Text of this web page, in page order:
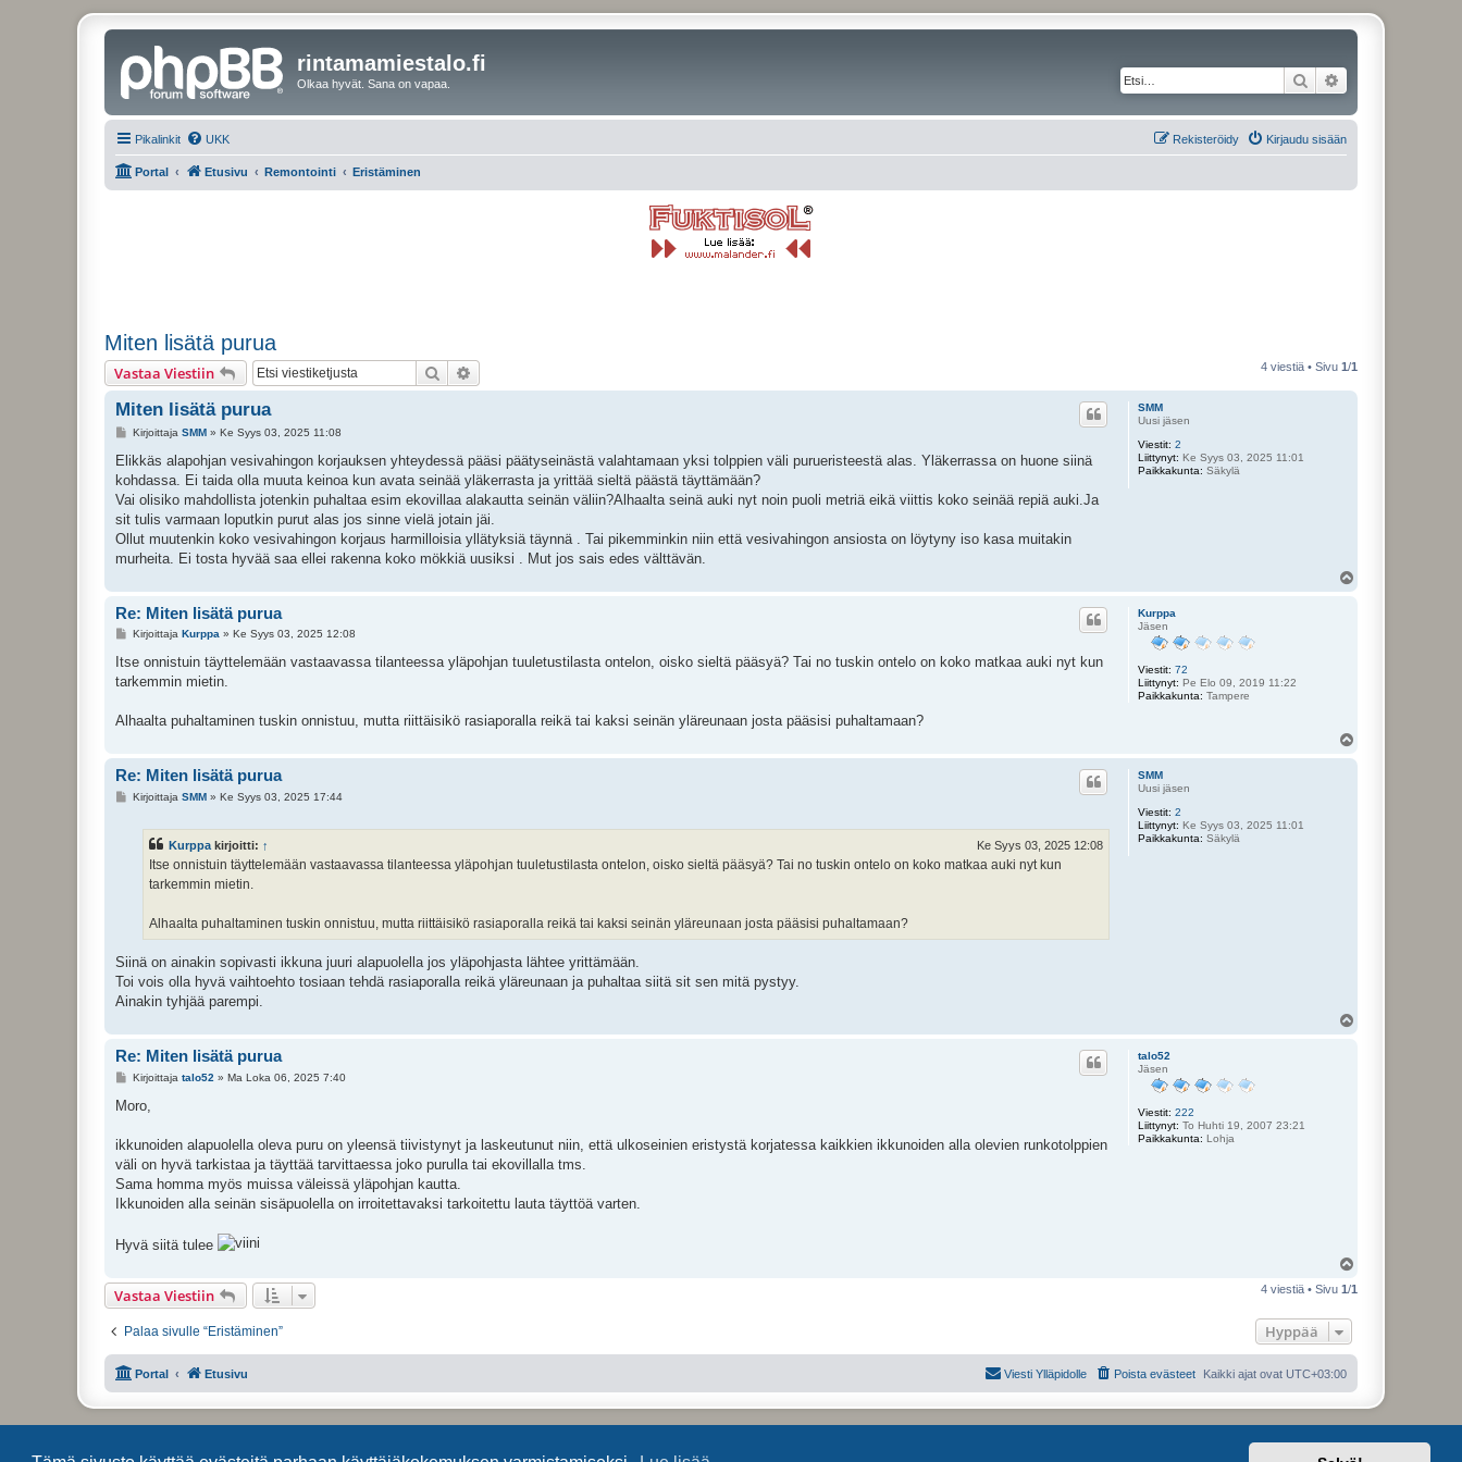
rintamamiestalo.fi
Olkaa hyvät. Sana on vapaa. Etsi
Pikalinkit UKK Kirjaudu sisään
Rekisteröidy
Portal Etusivu Remontointi Eristäminen
Miten lisätä purua
Vastaa Viestiin Etsi 4 viestiä • Sivu 1/1
SMM
Uusi jäsen
Viestit: 2
Liittynyt: Ke Syys 03, 2025 11:01
Paikkakunta: Säkylä
Miten lisätä purua
V
e
t
i
Kirjoittaja SMM» Ke Syys 03, 2025 11:08
Elikkäs alapohjan vesivahingon korjauksen yhteydessä pääsi päätyseinästä valahtamaan yksi tolppien väli purueristeestä alas. Yläkerrassa on huone siinä
kohdassa. Ei taida olla muuta keinoa kun avata seinää yläkerrasta ja yrittää sieltä päästä täyttämään?
Vai olisiko mahdollista jotenkin puhaltaa esim ekovillaa alakautta seinän väliin?Alhaalta seinä auki nyt noin puoli metriä eikä viittis koko seinää repiä auki.Ja
sit tulis varmaan loputkin purut alas jos sinne vielä jotain jäi.
Ollut muutenkin koko vesivahingon korjaus harmilloisia yllätyksiä täynnä . Tai pikemminkin niin että vesivahingon ansiosta on löytyny iso kasa muitakin
murheita. Ei tosta hyvää saa ellei rakenna koko mökkiä uusiksi . Mut jos sais edes välttävän.
Kurppa
Jäsen
Viestit: 72
Liittynyt: Pe Elo 09, 2019 11:22
Paikkakunta: Tampere
Re: Miten lisätä purua
V
e
t
Kirjoittaja Kurppa » Ke Syys 03, 2025 12:08
Itse onnistuin täyttelemään vastaavassa tilanteessa yläpohjan tuuletustilasta ontelon, oisko sieltä pääsyä? Tai no tuskin ontelo on koko matkaa auki nyt kun
tarkemmin mietin.
Alhaalta puhaltaminen tuskin onnistuu, mutta riittäisikö rasiaporalla reikä tai kaksi seinän yläreunaan josta pääsisi puhaltamaan?
SMM
Uusi jäsen
Viestit: 2
Liittynyt: Ke Syys 03, 2025 11:01
Paikkakunta: Säkylä
Re: Miten lisätä purua
VKirjoittaja SMM» Ke Syys 03, 2025 17:44
Kurppa kirjoitti: ↑ Ke Syys 03, 2025 12:08
Itse onnistuin täyttelemään vastaavassa tilanteessa yläpohjan tuuletustilasta ontelon, oisko sieltä pääsyä? Tai no tuskin ontelo on koko matkaa auki nyt kun
tarkemmin mietin.
Alhaalta puhaltaminen tuskin onnistuu, mutta riittäisikö rasiaporalla reikä tai kaksi seinän yläreunaan josta pääsisi puhaltamaan?
Siinä on ainakin sopivasti ikkuna juuri alapuolella jos yläpohjasta lähtee yrittämään.
Toi vois olla hyvä vaihtoehto tosiaan tehdä rasiaporalla reikä yläreunaan ja puhaltaa siitä sit sen mitä pystyy.
Ainakin tyhjää parempi.
talo52
Jäsen
Viestit: 222
Liittynyt: To Huhti 19, 2007 23:21
Paikkakunta: Lohja
Re: Miten lisätä purua
V
e
i
Kirjoittaja talo52 » Ma Loka 06, 2025 7:40
Moro,
ikkunoiden alapuolella oleva puru on yleensä tiivistynyt ja laskeutunut niin, että ulkoseinien eristystä korjatessa kaikkien ikkunoiden alla olevien runkotolppien
väli on hyvä tarkistaa ja täyttää tarvittaessa joko purulla tai ekovillalla tms.
Sama homma myös muissa väleissä yläpohjan kautta.
Ikkunoiden alla seinän sisäpuolella on irroitettavaksi tarkoitettu lauta täyttöä varten.
Hyvä siitä tulee
ö
Vastaa Viestiin 4 viestiä • Sivu 1/1
Palaa sivulle “Eristäminen” Hyppää
Portal Etusivu Kaikki ajat ovat UTC+03:00
Poista evästeet
Viesti Ylläpidolle
Keskustelufoorumin ohjelmistophpBB® Forum Software © phpBB Limited